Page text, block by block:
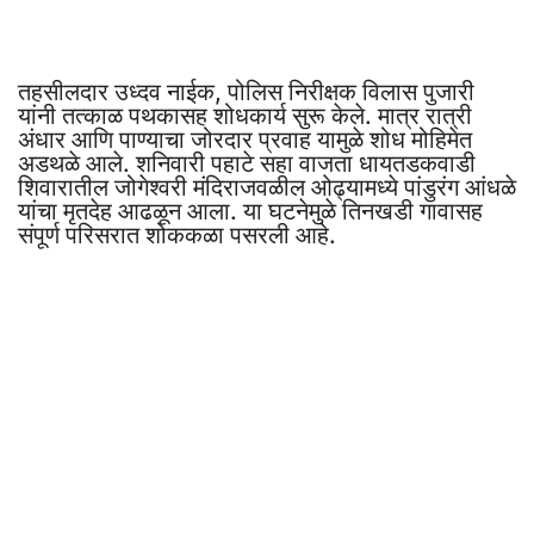
तहसीलदार उध्दव नाईक, पोलिस निरीक्षक विलास पुजारी
यांनी तत्काळ पथकासह शोधकार्य सुरू केले. मात्र रात्री
अंधार आणि पाण्याचा जोरदार प्रवाह यामुळे शोध मोहिमेत
अडथळे आले. शनिवारी पहाटे सहा वाजता धायतडकवाडी
शिवारातील जोगेश्वरी मंदिराजवळील ओढ्यामध्ये पांडुरंग आंधळे
यांचा मृतदेह आढळून आला. या घटनेमुळे तिनखडी गावासह
संपूर्ण परिसरात शोककळा पसरली आहे.